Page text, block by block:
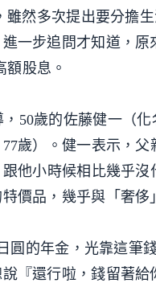
然多次提出要分擔
一步追問才知道，
額股息。
50歲的佐藤健一（
歲）。健一表示，
他小時候相比幾乎
價品，幾乎與「奢侈
圓的年金，光靠這筆
『還行啦，錢留著